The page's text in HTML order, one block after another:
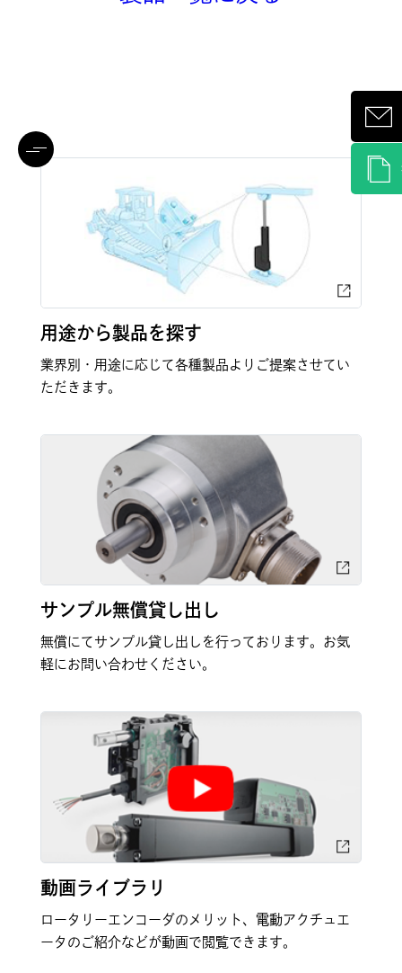
用途から製品を探す
業界別・用途に応じて各種製品よりご提案させてい
ただきます。
サンプル無償貸し出し
無償にてサンプル貸し出しを行っております。お気
軽にお問い合わせください。
動画ライブラリ
ロータリーエンコーダのメリット、電動アクチュエ
ータのご紹介などが動画で閲覧できます。